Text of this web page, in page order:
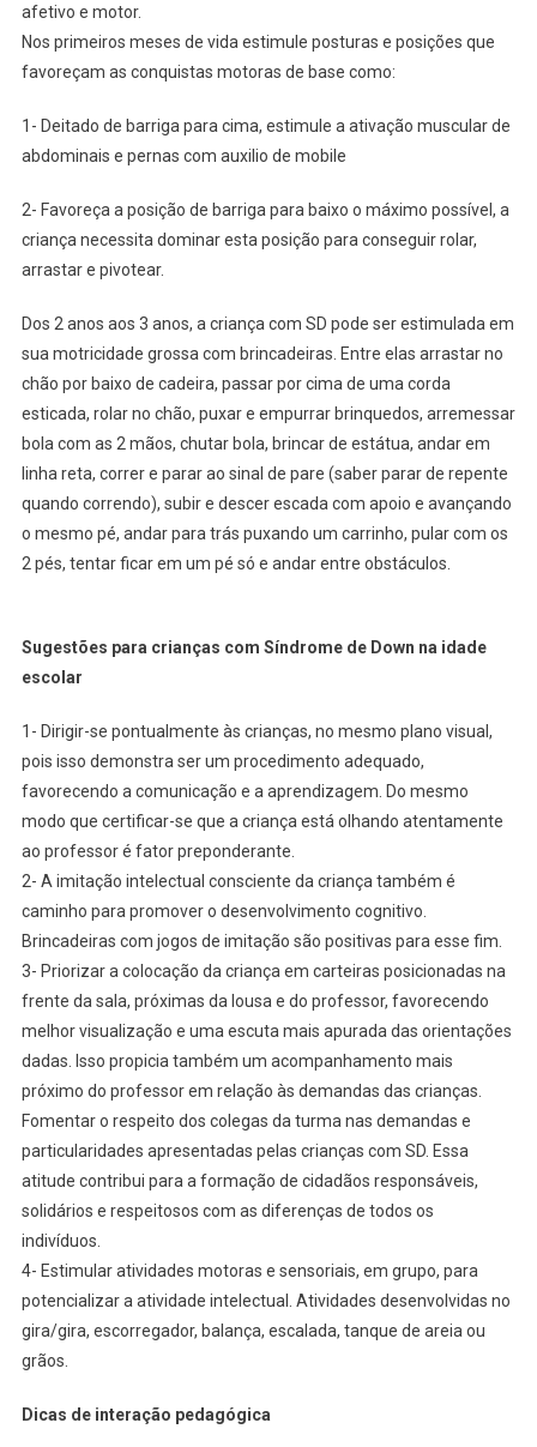
afetivo e motor.
Nos primeiros meses de vida estimule posturas e posições que
favoreçam as conquistas motoras de base como:
1- Deitado de barriga para cima, estimule a ativação muscular de
abdominais e pernas com auxilio de mobile
2- Favoreça a posição de barriga para baixo o máximo possível, a
criança necessita dominar esta posição para conseguir rolar,
arrastar e pivotear.
Dos 2 anos aos 3 anos, a criança com SD pode ser estimulada em
sua motricidade grossa com brincadeiras. Entre elas arrastar no
chão por baixo de cadeira, passar por cima de uma corda
esticada, rolar no chão, puxar e empurrar brinquedos, arremessar
bola com as 2 mãos, chutar bola, brincar de estátua, andar em
linha reta, correr e parar ao sinal de pare (saber parar de repente
quando correndo), subir e descer escada com apoio e avançando
o mesmo pé, andar para trás puxando um carrinho, pular com os
2 pés, tentar ficar em um pé só e andar entre obstáculos.
Sugestões para crianças com Síndrome de Down na idade
escolar
1- Dirigir-se pontualmente às crianças, no mesmo plano visual,
pois isso demonstra ser um procedimento adequado,
favorecendo a comunicação e a aprendizagem. Do mesmo
modo que certificar-se que a criança está olhando atentamente
ao professor é fator preponderante.
2- A imitação intelectual consciente da criança também é
caminho para promover o desenvolvimento cognitivo.
Brincadeiras com jogos de imitação são positivas para esse fim.
3- Priorizar a colocação da criança em carteiras posicionadas na
frente da sala, próximas da lousa e do professor, favorecendo
melhor visualização e uma escuta mais apurada das orientações
dadas. Isso propicia também um acompanhamento mais
próximo do professor em relação às demandas das crianças.
Fomentar o respeito dos colegas da turma nas demandas e
particularidades apresentadas pelas crianças com SD. Essa
atitude contribui para a formação de cidadãos responsáveis,
solidários e respeitosos com as diferenças de todos os
indivíduos.
4- Estimular atividades motoras e sensoriais, em grupo, para
potencializar a atividade intelectual. Atividades desenvolvidas no
gira/gira, escorregador, balança, escalada, tanque de areia ou
grãos.
Dicas de interação pedagógica